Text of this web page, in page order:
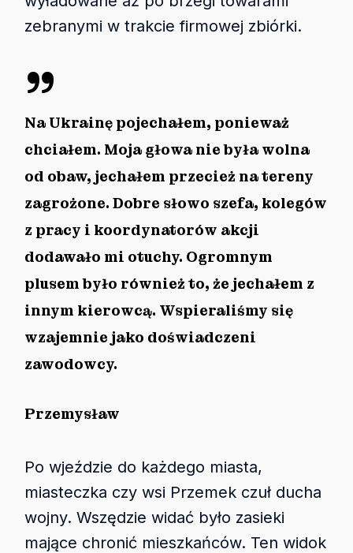
zebranymi w trakcie firmowej zbiórki.
”
Na Ukrainę pojechałem, ponieważ
chciałem. Moja głowa nie była wolna
od obaw, jechałem przecież na tereny
zagrożone. Dobre słowo szefa, kolegów
z pracy i koordynatorów akcji
dodawało mi otuchy. Ogromnym
plusem było również to, że jechałem z
innym kierowcą. Wspieraliśmy się
wzajemnie jako doświadczeni
zawodowcy.
Przemysław
Po wjeździe do każdego miasta,
miasteczka czy wsi Przemek czuł ducha
wojny. Wszędzie widać było zasieki
mające chronić mieszkańców. Ten widok